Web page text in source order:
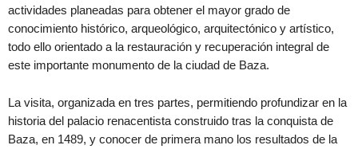
actividades planeadas para obtener el mayor grado de
conocimiento histórico, arqueológico, arquitectónico y artístico,
todo ello orientado a la restauración y recuperación integral de
este importante monumento de la ciudad de Baza.
La visita, organizada en tres partes, permitiendo profundizar en la
historia del palacio renacentista construido tras la conquista de
Baza, en 1489, y conocer de primera mano los resultados de la